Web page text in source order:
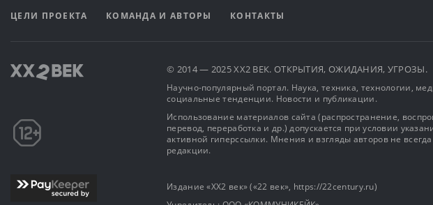
ЦЕЛИ ПРОЕКТА КОМАНДА И АВТОРЫ КОНТАКТЫ
© 2014 — 2025 XX2 ВЕК. ОТКРЫТИЯ, ОЖИДАНИЯ, УГРОЗЫ.
Научно-популярный портал. Наука, техника, технологии,
социальные тенденции. Новости и публикации.
Использование материалов сайта (распространение,
перевод, переработка и др.) допускается при условии
активной гиперссылки. Мнения и взгляды авторов не
редакции.
Издание «XX2 век» («22 век», https://22century.ru)